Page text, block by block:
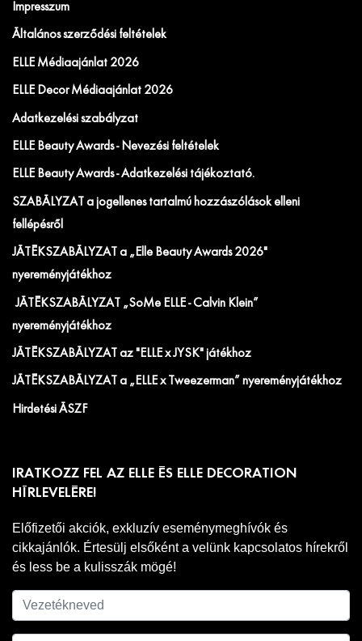
Impresszum
Általános szerződési feltételek
ELLE Médiaajánlat 2026
ELLE Decor Médiaajánlat 2026
Adatkezelési szabályzat
ELLE Beauty Awards - Nevezési feltételek
ELLE Beauty Awards - Adatkezelési tájékoztató.
SZABÁLYZAT a jogellenes tartalmú hozzászólások elleni
fellépésről
JÁTÉKSZABÁLYZAT a „Elle Beauty Awards 2026"
nyereményjátékhoz
JÁTÉKSZABÁLYZAT „SoMe ELLE - Calvin Klein”
nyereményjátékhoz
JÁTÉKSZABÁLYZAT az "ELLE x JYSK" játékhoz
JÁTÉKSZABÁLYZAT a „ELLE x Tweezerman” nyereményjátékhoz
Hirdetési ÁSZF
IRATKOZZ FEL AZ ELLE ÉS ELLE DECORATION
HÍRLEVELÉRE!
Előfizetői akciók, exkluzív eseménymeghívók és
cikkajánlók. Értesülj elsőként a velünk kapcsolatos hírekről
és less be a kulisszák mögé!